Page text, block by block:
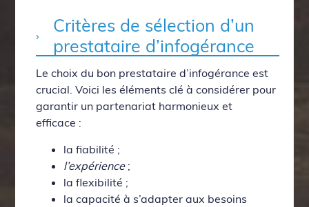
Critères de sélection d’un
prestataire d’infogérance
Le choix du bon prestataire d’infogérance est
crucial. Voici les éléments clé à considérer pour
garantir un partenariat harmonieux et
efficace :
la fiabilité ;
l’expérience;
la flexibilité ;
la capacité à s’adapter aux besoins